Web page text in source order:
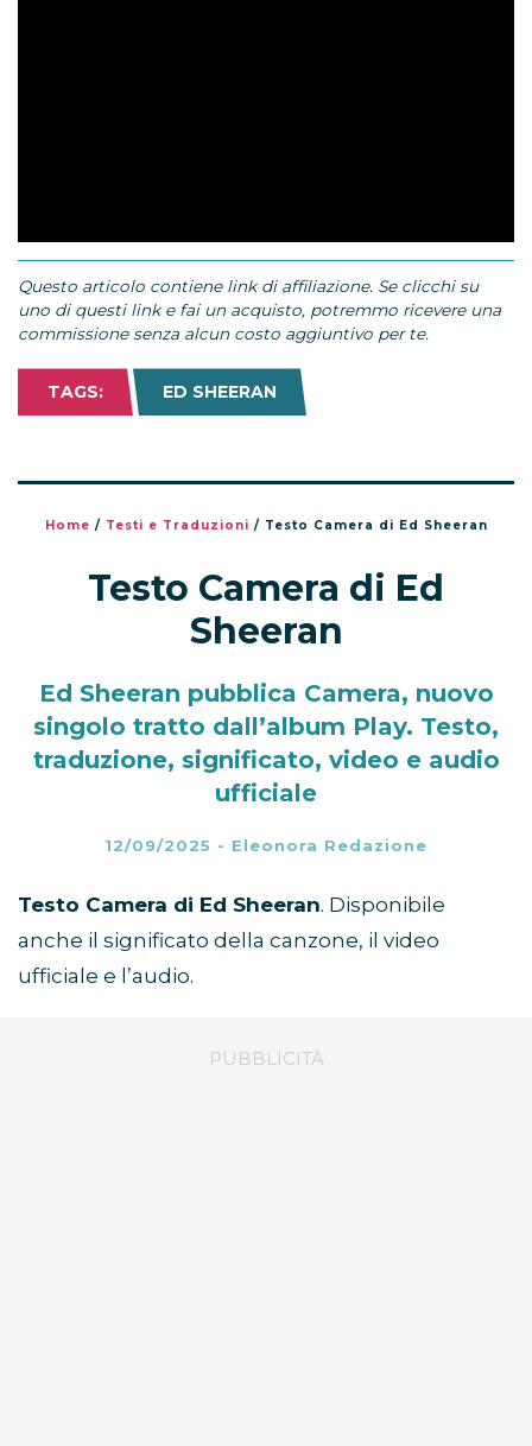
Questo articolo contiene link di affiliazione. Se clicchi su
uno di questi link e fai un acquisto, potremmo ricevere una
commissione senza alcun costo aggiuntivo per te.
TAGS: ED SHEERAN
Home / Testi e Traduzioni / Testo Camera di Ed Sheeran
Testo Camera di Ed
Sheeran
Ed Sheeran pubblica Camera, nuovo
singolo tratto dall’album Play. Testo,
traduzione, significato, video e audio
ufficiale
12/09/2025 - Eleonora Redazione
Testo Camera di Ed Sheeran. Disponibile
anche il significato della canzone, il video
ufficiale e l’audio.